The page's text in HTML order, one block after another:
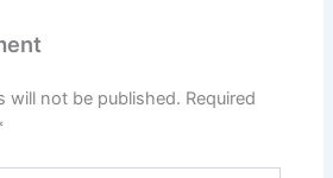
will not be published. Required